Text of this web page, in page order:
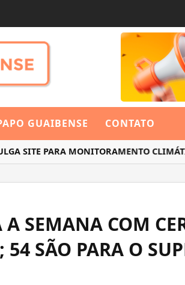
GUAIBENSE CONTATO
PARA MONITORAMENTO CLIMÁTICO
SEMANA COM
54 SÃO PARA O